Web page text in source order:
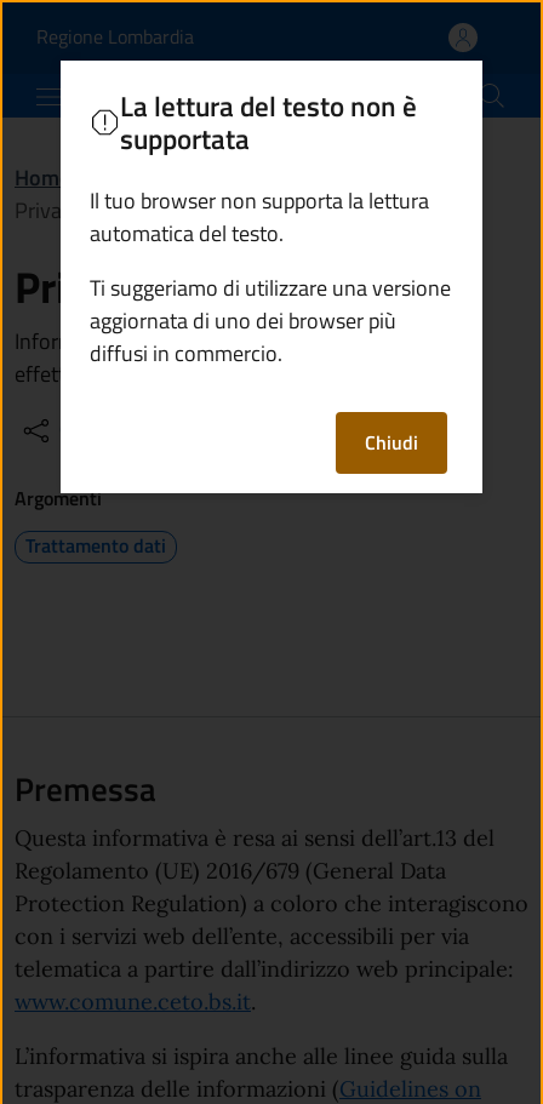
Privacy e cookie policy
Regione Lombardia(apre in un'altra scheda).
Comune di Ceto
Home
Privacy e cookie policy
Privacy e cookie policy
Informativa per il trattamento dei dati personali
effettuati sul sito Web
La lettura del testo non è
supportata
Il tuo browser non supporta la lettura
automatica del testo.
Ti suggeriamo di utilizzare una versione
aggiornata di uno dei browser più
diffusi in commercio.
Chiudi
Argomenti
Trattamento dati
Premessa
Questa informativa è resa ai sensi dell’art.13 del
Regolamento (UE) 2016/679 (General Data
Protection Regulation) a coloro che interagiscono
con i servizi web dell’ente, accessibili per via
telematica a partire dall’indirizzo web principale:
www.comune.ceto.bs.it.
L’informativa si ispira anche alle linee guida sulla
trasparenza delle informazioni (Guidelines on